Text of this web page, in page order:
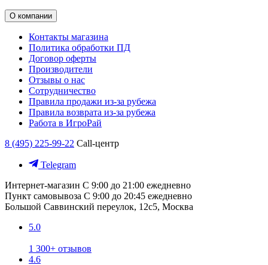
О компании
Контакты магазина
Политика обработки ПД
Договор оферты
Производители
Отзывы о нас
Сотрудничество
Правила продажи из-за рубежа
Правила возврата из-за рубежа
Работа в ИгроРай
8 (495) 225-99-22 Call-центр
Telegram
Интернет-магазин С 9:00 до 21:00 ежедневно
Пункт самовывоза С 9:00 до 20:45 ежедневно
Большой Саввинский переулок, 12с5, Москва
5.0
1 300+ отзывов
4.6